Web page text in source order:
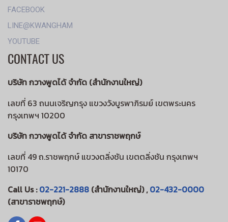
FACEBOOK
LINE@KWANGHAM
YOUTUBE
CONTACT US
บริษัท กวางพูดได้ จำกัด (สำนักงานใหญ่)
เลขที่ 63 ถนนเจริญกรุง แขวงวังบูรพาภิรมย์ เขตพระนคร
กรุงเทพฯ 10200
บริษัท กวางพูดได้ จำกัด สาขาราชพฤกษ์
เลขที่ 49 ถ.ราชพฤกษ์ แขวงตลิ่งชัน เขตตลิ่งชัน กรุงเทพฯ
10170
Call Us :02-221-2888 (สำนักงานใหญ่) ,02-432-0000
(สาขาราชพฤกษ์)